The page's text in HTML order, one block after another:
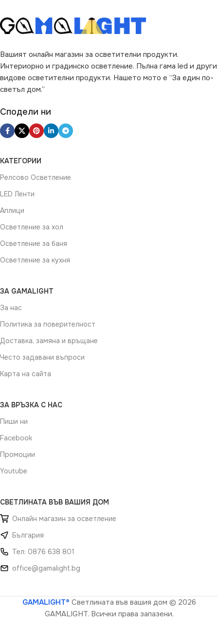
Вашият онлайн магазин за осветителни продукти.
Интериорно и градинско осветление. Пълна гама led и други
видове осветителни продукти. Нашето мото е “За един по-
светъл дом.”
Сподели ни
КАТЕГОРИИ
Релсово Осветление
LED Ленти
Аплици
Осветление за хол
Осветление за баня
Осветление за кухня
ЗА GAMALIGHT
За нас
Политика за поверителност
Доставка, замяна и връщане
Често задавани въпроси
Карта на сайта
ЗА ВРЪЗКА С НАС
Пиши ни
Facebook
Промоции
Youtube
СВЕТЛИНАТА ВЪВ ВАШИЯ ДОМ
Онлайн магазин за осветление
България
Тел: 0876 638 801
office@gamalight.bg
GAMALIGHT® Светлината във вашия дом © 2026
GAMALIGHT. Всички права запазени.